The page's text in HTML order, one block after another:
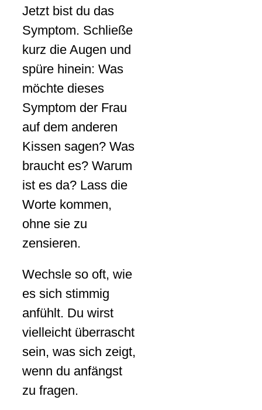
Jetzt bist du das
Symptom. Schließe
kurz die Augen und
spüre hinein: Was
möchte dieses
Symptom der Frau
auf dem anderen
Kissen sagen? Was
braucht es? Warum
ist es da? Lass die
Worte kommen,
ohne sie zu
zensieren.
Wechsle so oft, wie
es sich stimmig
anfühlt. Du wirst
vielleicht überrascht
sein, was sich zeigt,
wenn du anfängst
zu fragen.